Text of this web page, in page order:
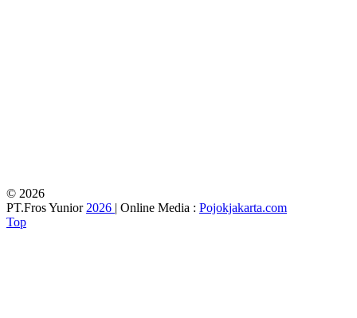
© 2026
PT.Fros Yunior2026 | Online Media : Pojokjakarta.com
Top